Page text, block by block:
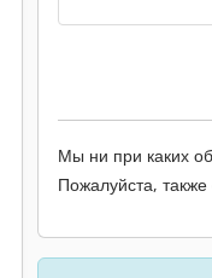
Мы ни при каких
Пожалуйста,